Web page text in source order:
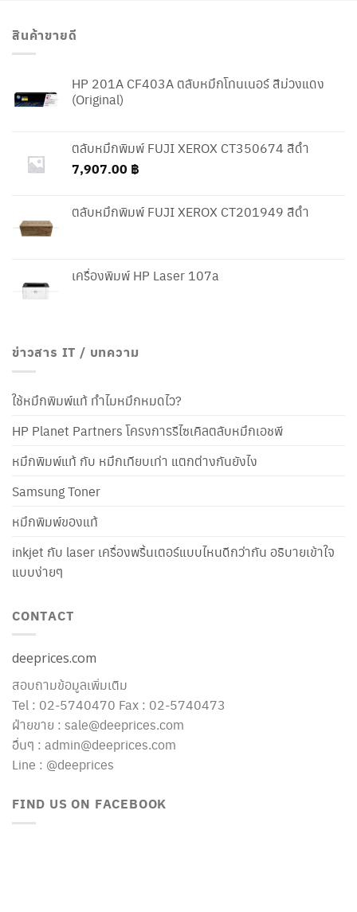
สินค้าขายดี
HP 201A CF403A ตลับหมึกโทนเนอร์ สีม่วงแดง
(Original)
ตลับหมึกพิมพ์ FUJI XEROX CT350674 สีดำ
7,907.00 ฿
ตลับหมึกพิมพ์ FUJI XEROX CT201949 สีดำ
เครื่องพิมพ์ HP Laser 107a
ข่าวสาร IT / บทความ
ใช้หมึกพิมพ์แท้ ทำไมหมึกหมดไว?
HP Planet Partners โครงการรีไซเคิลตลับหมึกเอชพี
หมึกพิมพ์แท้ กับ หมึกเทียบเท่า แตกต่างกันยังไง
Samsung Toner
หมึกพิมพ์ของแท้
inkjet กับ laser เครื่องพริ้นเตอร์แบบไหนดีกว่ากัน อธิบายเข้าใจ
แบบง่ายๆ
CONTACT
deeprices.com
สอบถามข้อมูลเพิ่มเติม
Tel : 02-5740470 Fax : 02-5740473
ฝ่ายขาย : sale@deeprices.com
อื่นๆ : admin@deeprices.com
Line : @deeprices
FIND US ON FACEBOOK